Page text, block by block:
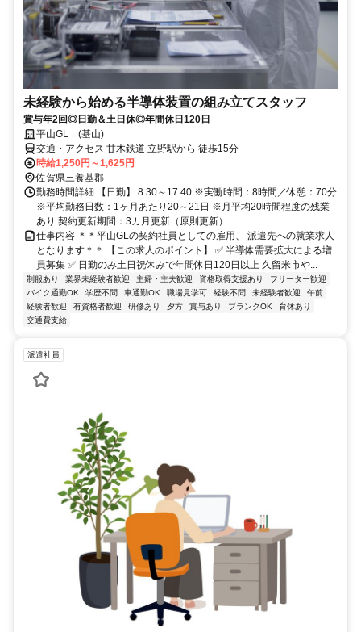
未経験から始める半導体装置の組み立てスタッフ
賞与年2回◎日勤＆土日休◎年間休日120日
平山GL (基山)
交通・アクセス 甘木鉄道 立野駅から 徒歩15分
時給1,250円～1,625円
佐賀県三養基郡
勤務時間詳細 【日勤】 8:30～17:40 ※実働時間：8時間／休憩：70分
※平均勤務日数：1ヶ月あたり20～21日 ※月平均20時間程度の残業
あり 契約更新期間：3カ月更新（原則更新）
仕事内容 ＊＊平山GLの契約社員としての雇用、 派遣先への就業求人
となります＊＊ 【この求人のポイント】 ✅ 半導体需要拡大による増
員募集 ✅ 日勤のみ土日祝休みで年間休日120日以上 久留米市や...
制服あり 業界未経験者歓迎 主婦・主夫歓迎 資格取得支援あり
フリーター歓迎
バイク通勤OK
学歴不問 車通勤OK 職場見学可 経験不問 未経験者歓迎
午前
経験者歓迎
有資格者歓迎 研修あり 夕方 賞与あり ブランクOK
育休あり
交通費支給
派遣社員